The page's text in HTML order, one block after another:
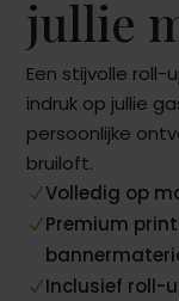
jullie
Een stijvolle
indruk op jullie
persoonlijke
bruiloft.
NVolledig op
NPremium
NInclusief roll-